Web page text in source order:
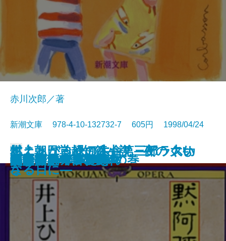
プリズンの満月
義男の青春・別離
イニュニック［生命］―アラスカ
の原野を旅する―
生きものたちの部屋
町でいちばんの美女
こころの処方箋
父と子
明治の人物誌
陋巷に在り〔3〕媚の巻
子子家庭は大当り！
赤川次郎／著
新潮文庫 978-4-10-132732-7 605円 1998/04/24
文庫
黙阿彌オペラ
海は涸いていた
花盗人
大博打
白い犬とワルツを
日々の泡
村上朝日堂超短篇小説 夜のくも
ざる
燃えあがる緑の木―第三部 大い
なる日に―
無能の人・日の戯れ
ホリー・ガーデン